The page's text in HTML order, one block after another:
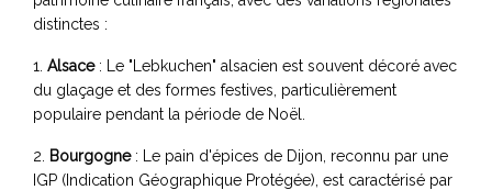
distinctes :
1. Alsace: Le "Lebkuchen" alsacien est souvent décoré avec
du glaçage et des formes festives, particulièrement
populaire pendant la période de Noël.
2. Bourgogne: Le pain d'épices de Dijon, reconnu par une
IGP (Indication Géographique Protégée), est caractérisé par